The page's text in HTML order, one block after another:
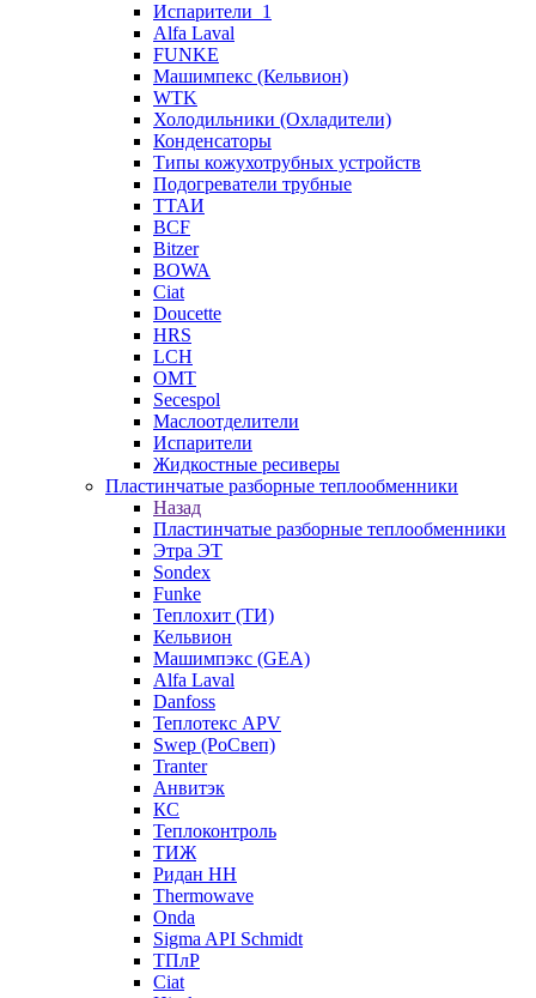
Испарители_1
Alfa Laval
FUNKE
Машимпекс (Кельвион)
WTK
Холодильники (Охладители)
Конденсаторы
Типы кожухотрубных устройств
Подогреватели трубные
ТТАИ
BCF
Bitzer
BOWA
Ciat
Doucette
HRS
LCH
OMT
Secespol
Маслоотделители
Испарители
Жидкостные ресиверы
Пластинчатые разборные теплообменники
Назад
Пластинчатые разборные теплообменники
Этра ЭТ
Sondex
Funke
Теплохит (ТИ)
Кельвион
Машимпэкс (GEA)
Alfa Laval
Danfoss
Теплотекс APV
Swep (РоСвеп)
Tranter
Анвитэк
КС
Теплоконтроль
ТИЖ
Ридан НН
Thermowave
Onda
Sigma API Schmidt
ТПлР
Ciat